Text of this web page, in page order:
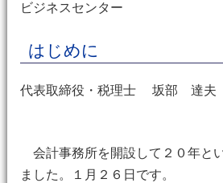
ビジネスセンター
はじめに
代表取締役・税理士 坂部 達夫
会計事務所を開設して２０年と
ました。１月２６日です。